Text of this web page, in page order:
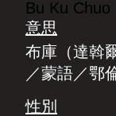
Bu Ku Chuo
意思
布庫（達斡
／蒙語／鄂
性別